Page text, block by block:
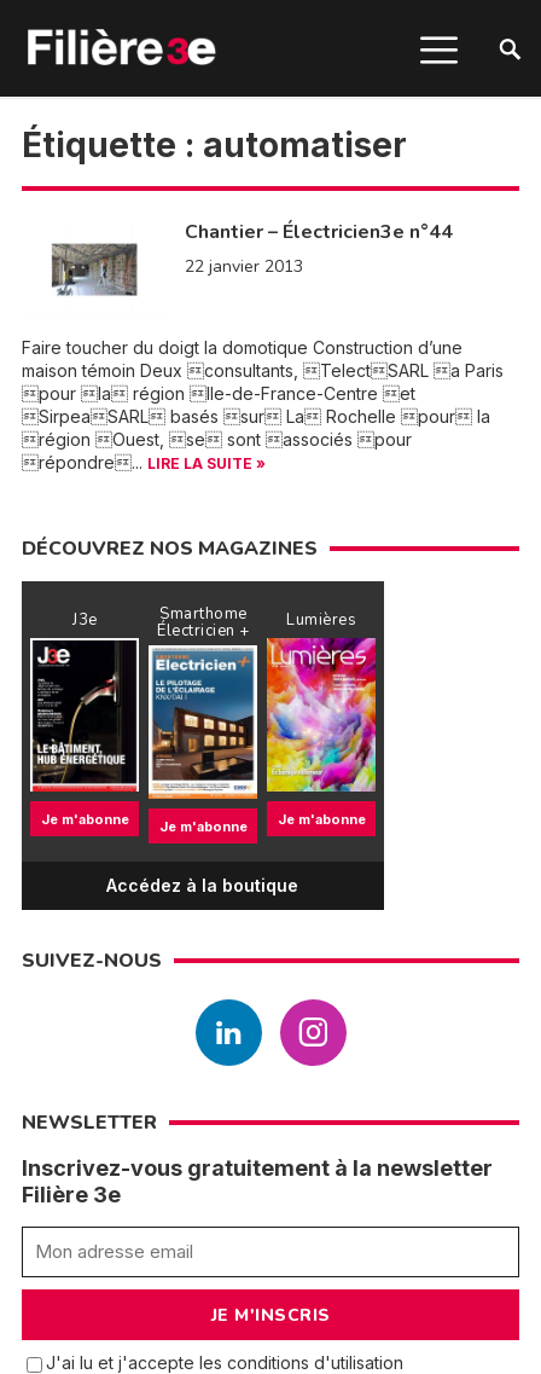
Étiquette : automatiser
Chantier – Électricien3e n°44
22 janvier 2013
Faire toucher du doigt la domotique Construction d’une
maison témoin Deux consultants, TelectSARL a Paris
pour la région Ile-de-France-Centre et
SirpeaSARL basés sur La Rochelle pour la
région Ouest, se sont associés pour
répondre... LIRE LA SUITE »
DÉCOUVREZ NOS MAGAZINES
J3e
Je m'abonne
Smarthome
Électricien +
Je m'abonne
Lumières
Je m'abonne
Accédez à la boutique
SUIVEZ-NOUS
NEWSLETTER
Inscrivez-vous gratuitement à la newsletter
Filière 3e
J'ai lu et j'accepte les conditions d'utilisation